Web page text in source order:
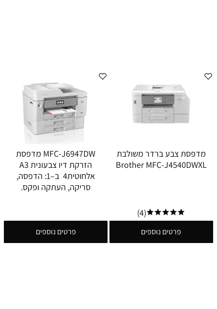
מדפסת צבע ברדר משולבת
Brother MFC-J4540DWXL
(4)
פרטים נוספים
MFC-J6947DW מדפסת
הזרקת דיו צבעונית A3
אלחוטית‎ 4 ב–1: הדפסה,
סריקה, העתקה ופקס.
פרטים נוספים